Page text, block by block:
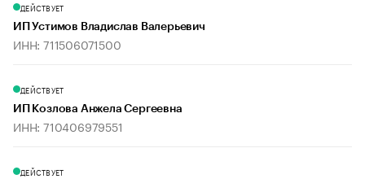
ДЕЙСТВУЕТ
ИП Устимов Владислав Валерьевич
ИНН: 711506071500
ДЕЙСТВУЕТ
ИП Козлова Анжела Сергеевна
ИНН: 710406979551
ДЕЙСТВУЕТ